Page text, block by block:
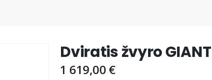
Dviratis žvyro
1 619,00 €